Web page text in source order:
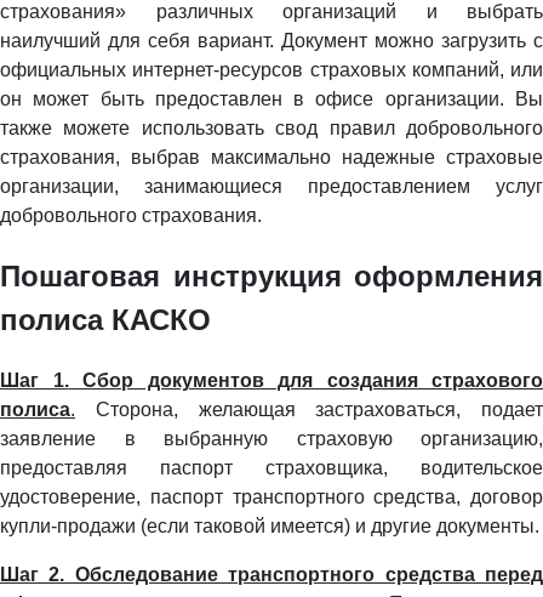
страхования» различных организаций и выбрать
наилучший для себя вариант. Документ можно загрузить с
официальных интернет-ресурсов страховых компаний, или
он может быть предоставлен в офисе организации. Вы
также можете использовать свод правил добровольного
страхования, выбрав максимально надежные страховые
организации, занимающиеся предоставлением услуг
добровольного страхования.
Пошаговая инструкция оформления
полиса КАСКО
Шаг 1.
Сбор документов для создания страхового
полиса. Сторона, желающая застраховаться, подает
заявление в выбранную страховую организацию,
предоставляя паспорт страховщика, водительское
удостоверение, паспорт транспортного средства, договор
купли-продажи (если таковой имеется) и другие документы.
Шаг 2. Обследование транспортного средства перед